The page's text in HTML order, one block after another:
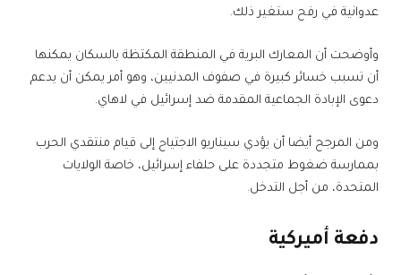
عدوانية في رفح ستغير ذلك.
وأوضحت أن المعارك البرية في المنطقة المكتظة بالسكان يمكنها
أن تسبب خسائر كبيرة في صفوف المدنيين، وهو أمر يمكن أن يدعم
دعوى الإبادة الجماعية المقدمة ضد إسرائيل في لاهاي.
ومن المرجح أيضا أن يؤدي سيناريو الاجتياح إلى قيام منتقدي الحرب
بممارسة ضغوط متجددة على حلفاء إسرائيل، خاصة الولايات
المتحدة، من أجل التدخل.
دفعة أميركية